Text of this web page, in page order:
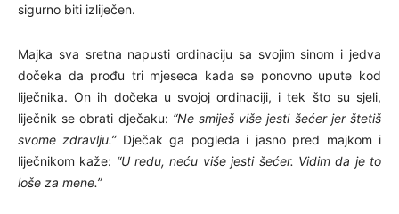
sigurno biti izliječen.
Majka sva sretna napusti ordinaciju sa svojim sinom i jedva
dočeka da prođu tri mjeseca kada se ponovno upute kod
liječnika. On ih dočeka u svojoj ordinaciji, i tek što su sjeli,
liječnik se obrati dječaku: “Ne smiješ više jesti šećer jer štetiš
svome zdravlju.”Dječak ga pogleda i jasno pred majkom i
liječnikom kaže: “U redu, neću više jesti šećer. Vidim da je to
loše za mene.”